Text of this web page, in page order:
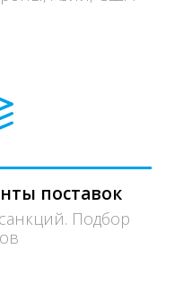
поставок
Подбор